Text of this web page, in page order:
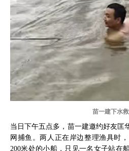
苗一建下水
当日下午五点多，苗一建邀约好友匡
网捕鱼。两人正在岸边整理渔具时
200米处的小船，只见一名女子站在